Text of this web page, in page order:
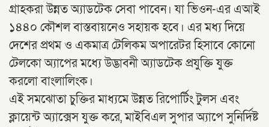
গ্রাহকরা উন্নত অ্যাডটেক সেবা পাবেন। যা ভিওন-এর এআই
১৪৪০ কৌশল বাস্তবায়নেও সহায়ক হবে। এর মধ্য দিয়ে
দেশের প্রথম ও একমাত্র টেলিকম অপারেটর হিসাবে কোনো
টেলকো অ্যাপের মধ্যে উদ্ভাবনী অ্যাডটেক প্রযুক্তি যুক্ত
করলো বাংলালিংক।
এই সমঝোতা চুক্তির মাধ্যমে উন্নত রিপোর্টিং টুলস এবং
ক্লায়েন্ট অ্যাক্সেস যুক্ত করে, মাইবিএল সুপার অ্যাপে সুনির্দিষ্ট